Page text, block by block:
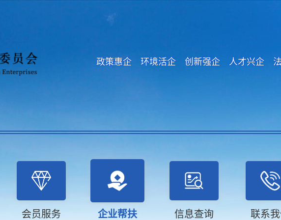
政策惠企 环境活企 创新强企 人才兴企 法
会员服务 企业帮扶 信息查询 联系